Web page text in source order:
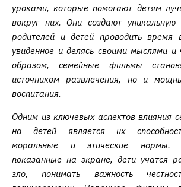
уроками, которые помогают детям
вокруг них. Они создают уникальную
родителей и детей проводить время
увиденное и делясь своими мыслями и
образом, семейные фильмы
источником развлечения, но и
воспитания.
Одним из ключевых аспектов влияния
на детей является их
моральные и этические нормы.
показанные на экране, дети учатся
зло, понимать важность